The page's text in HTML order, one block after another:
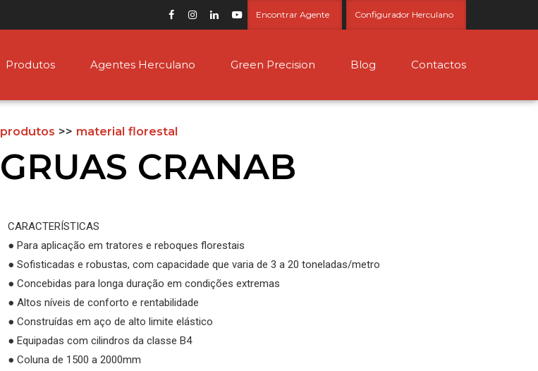
Encontrar Agente Configurador Herculano
Produtos Agentes Herculano Green Precision Blog Contactos
produtos >> material florestal
GRUAS CRANAB
CARACTERÍSTICAS
● Para aplicação em tratores e reboques florestais
● Sofisticadas e robustas, com capacidade que varia de 3 a 20 toneladas/metro
● Concebidas para longa duração em condições extremas
● Altos níveis de conforto e rentabilidade
● Construídas em aço de alto limite elástico
● Equipadas com cilindros da classe B4
● Coluna de 1500 a 2000mm